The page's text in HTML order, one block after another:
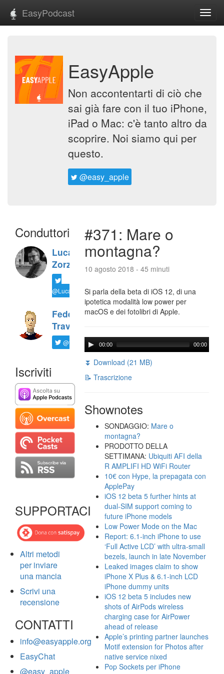
EasyPodcast
EasyApple
Non accontentarti di ciò che
sai già fare con il tuo iPhone,
iPad o Mac: c'è tanto altro da
scoprire. Noi siamo qui per
questo.
@easy_apple
Conduttori
Luca
Zorzi
@LucaTNT
Federico
Travaini
@ftrava
Iscriviti
SUPPORTACI
Altri metodi
per inviare
una mancia
Scrivi una
recensione
CONTATTI
info@easyapple.org
EasyChat
@easy_apple
#371: Mare o
montagna?
10 agosto 2018 - 45 minuti
Si parla della beta di iOS 12, di una
ipotetica modalità low power per
macOS e dei fotolibri di Apple.
00:00 00:00
⏬ Download (21 MB)
📝 Trascrizione
Shownotes
SONDAGGIO: Mare o
montagna?
PRODOTTO DELLA
SETTIMANA: Ubiquiti AFI della
R AMPLIFI HD WiFi Router
10€ con Hype, la prepagata con
ApplePay
iOS 12 beta 5 further hints at
dual-SIM support coming to
future iPhone models
Low Power Mode on the Mac
Report: 6.1-inch iPhone to use
‘Full Active LCD’ with ultra-small
bezels, launch in late November
Leaked images claim to show
iPhone X Plus & 6.1-inch LCD
iPhone dummy units
iOS 12 beta 5 includes new
shots of AirPods wireless
charging case for AirPower
ahead of release
Apple’s printing partner launches
Motif extension for Photos after
native service nixed
Pop Sockets per iPhone